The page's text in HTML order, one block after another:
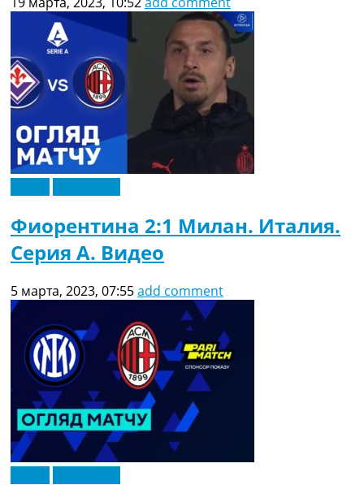
Фиорентина 2:1 Милан. Италия.
Серия A. Видео
5 марта, 2023, 07:55add comment